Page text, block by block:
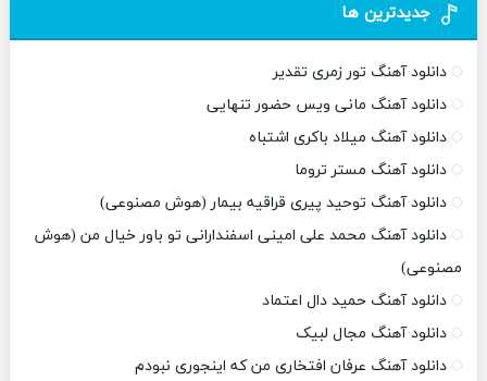
جدیدترین ها
دانلود آهنگ تور زمری تقدیر
دانلود آهنگ مانی ویس حضور تنهایی
دانلود آهنگ میلاد باکری اشتباه
دانلود آهنگ مستر تروما
دانلود آهنگ توحید پیری قراقیه بیمار (هوش مصنوعی)
دانلود آهنگ محمد علی امینی اسفندارانی تو باور خیال من (هوش
مصنوعی)
دانلود آهنگ حمید دال اعتماد
دانلود آهنگ مجال لبیک
دانلود آهنگ عرفان افتخاری من که اینجوری نبودم